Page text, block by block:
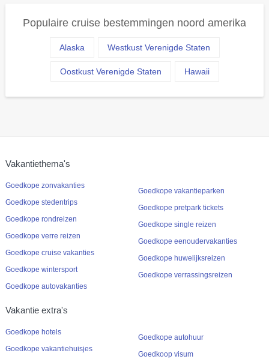
Populaire cruise bestemmingen noord amerika
Alaska Westkust Verenigde Staten
Oostkust Verenigde Staten Hawaii
Vakantiethema's
Goedkope zonvakanties
Goedkope stedentrips
Goedkope rondreizen
Goedkope verre reizen
Goedkope cruise vakanties
Goedkope wintersport
Goedkope autovakanties
Goedkope vakantieparken
Goedkope pretpark tickets
Goedkope single reizen
Goedkope eenoudervakanties
Goedkope huwelijksreizen
Goedkope verrassingsreizen
Vakantie extra's
Goedkope hotels
Goedkope vakantiehuisjes
Goedkope autohuur
Goedkoop visum